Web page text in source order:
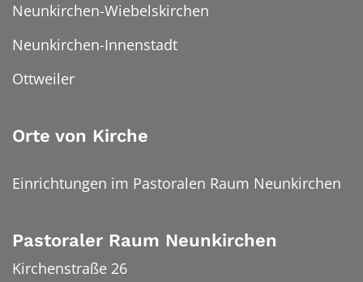
Neunkirchen-Wiebelskirchen
Neunkirchen-Innenstadt
Ottweiler
Orte von Kirche
Einrichtungen im Pastoralen Raum Neunkirchen
Pastoraler Raum Neunkirchen
Kirchenstraße 26